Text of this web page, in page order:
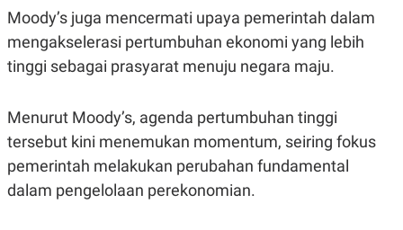
N
G
K
G
D
A
.
I
D
Moody’s juga mencermati upaya pemerintah dalam
mengakselerasi pertumbuhan ekonomi yang lebih
tinggi sebagai prasyarat menuju negara maju.
Menurut Moody’s, agenda pertumbuhan tinggi
tersebut kini menemukan momentum, seiring fokus
pemerintah melakukan perubahan fundamental
dalam pengelolaan perekonomian.